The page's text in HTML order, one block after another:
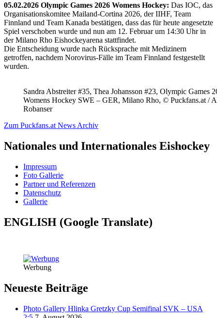
05.02.2026 Olympic Games 2026 Womens Hockey: Das IOC, das
Organisationskomitee Mailand-Cortina 2026, der IIHF, Team
Finnland und Team Kanada bestätigen, dass das für heute angesetzte
Spiel verschoben wurde und nun am 12. Februar um 14:30 Uhr in
der Milano Rho Eishockeyarena stattfindet.
Die Entscheidung wurde nach Rücksprache mit Medizinern
getroffen, nachdem Norovirus-Fälle im Team Finnland festgestellt
wurden.
Sandra Abstreiter #35, Thea Johansson #23, Olympic Games
Womens Hockey SWE – GER, Milano Rho, © Puckfans.at /
Robanser
Zum Puckfans.at News Archiv
Nationales und Internationales Eishockey
Impressum
Foto Gallerie
Partner und Referenzen
Datenschutz
Gallerie
ENGLISH (Google Translate)
Werbung
Neueste Beiträge
Photo Gallery Hlinka Gretzky Cup Semifinal SVK – USA